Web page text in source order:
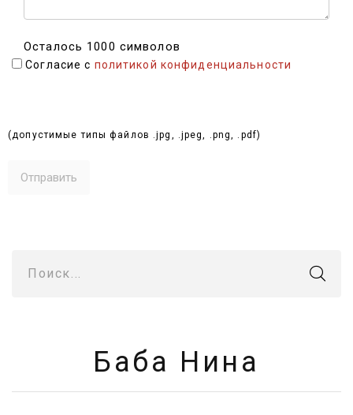
Осталось 1000 символов
Согласие с политикой конфиденциальности
(допустимые типы файлов .jpg, .jpeg, .png, .pdf)
Поиск...
Баба Нина